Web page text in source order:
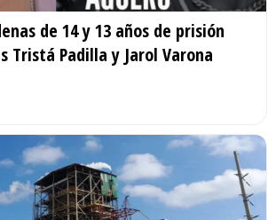
de 14 y 13 años de prisión
Tristá Padilla y Jarol Varona